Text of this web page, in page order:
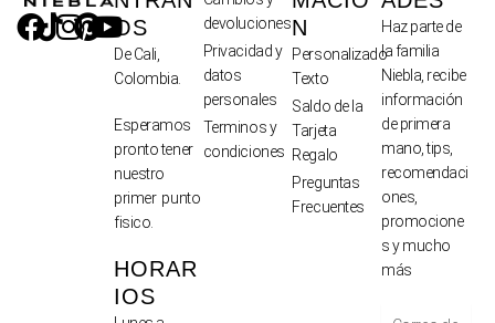
OS
De Cali,
Colombia.
Esperamos
pronto tener
nuestro
primer punto
fisico.
HORAR
IOS
devoluciones
Privacidad y
datos
personales
Terminos y
condiciones
N
Personalizado
Texto
Saldo de la
Tarjeta
Regalo
Preguntas
Frecuentes
Haz parte de
la familia
Niebla, recibe
información
de primera
mano, tips,
recomendaci
ones,
promocione
s y mucho
más